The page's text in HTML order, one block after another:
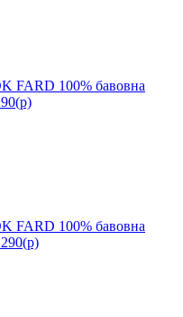
FARD 100% бавовна
FARD 100% бавовна